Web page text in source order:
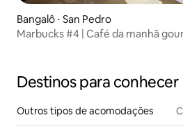
Bangalô ⋅ San Pedro
Marbucks #4 | Café da manhã
Destinos para conhecer
Outros tipos de acomodações